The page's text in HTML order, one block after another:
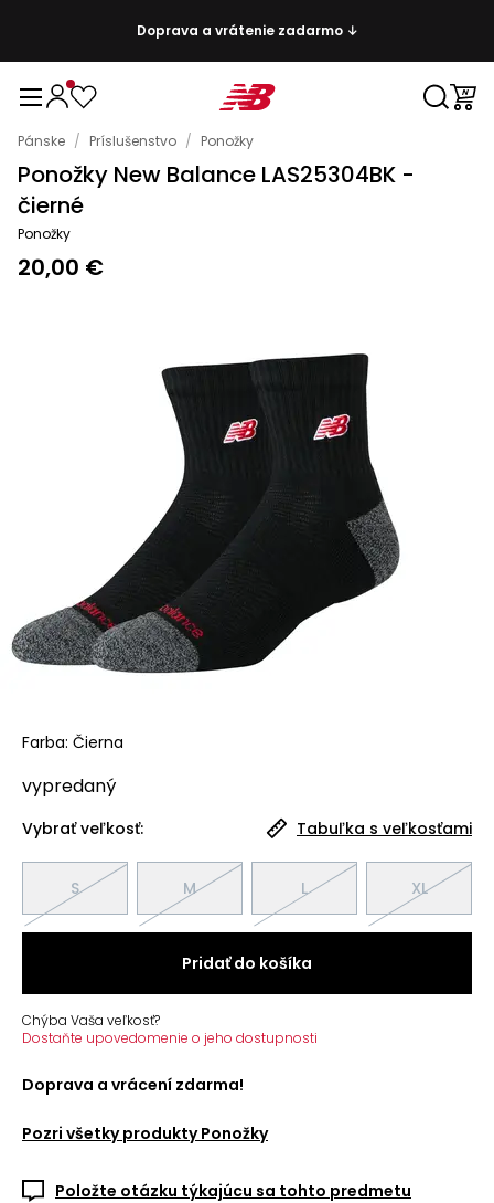
Doprava a vrátenie zadarmo ↓
Pánske / Príslušenstvo / Ponožky
Ponožky New Balance LAS25304BK -
čierné
Ponožky
20,00 €
Farba: Čierna
vypredaný
Vybrať veľkosť: Tabuľka s veľkosťami
S M L XL
Pridať do košíka
Chýba Vaša veľkosť?
Dostaňte upovedomenie o jeho dostupnosti
Doprava a vrácení zdarma!
Pozri všetky produkty Ponožky
Položte otázku týkajúcu sa tohto predmetu